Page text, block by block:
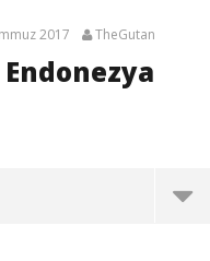
2017 TheGutan